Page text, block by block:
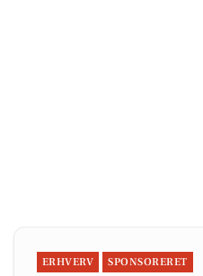
ERHVERV SPONSORERET